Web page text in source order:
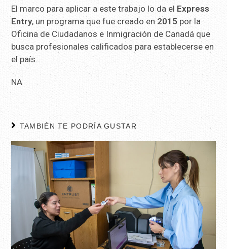
El marco para aplicar a este trabajo lo da el Express
Entry, un programa que fue creado en 2015 por la
Oficina de Ciudadanos e Inmigración de Canadá que
busca profesionales calificados para establecerse en
el país.
NA
TAMBIÉN TE PODRÍA GUSTAR